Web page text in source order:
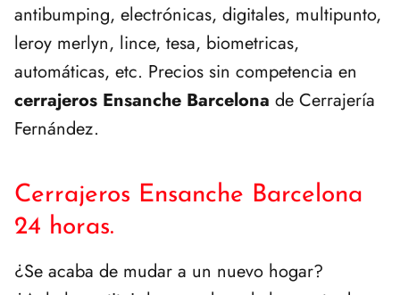
antibumping, electrónicas, digitales, multipunto,
leroy merlyn, lince, tesa, biometricas,
automáticas, etc. Precios sin competencia en
cerrajeros Ensanche Barcelona de Cerrajería
Fernández.
Cerrajeros Ensanche Barcelona
24 horas.
¿Se acaba de mudar a un nuevo hogar?